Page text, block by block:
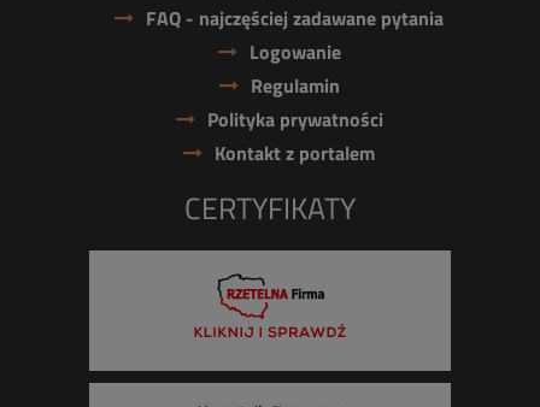
FAQ - najczęściej zadawane pytania
Logowanie
Regulamin
Polityka prywatności
Kontakt z portalem
CERTYFIKATY